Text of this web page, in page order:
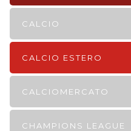
CALCIO
CALCIO ESTERO
CALCIOMERCATO
CHAMPIONS LEAGUE